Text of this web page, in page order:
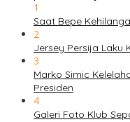
1
Saat Bepe
2
Jersey Persija Laku
3
Marko Simic
Presiden
4
Galeri Foto Klub